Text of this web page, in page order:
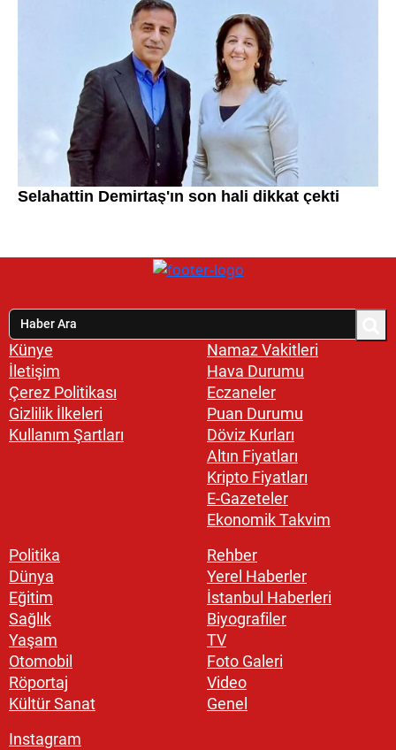
Künye
İletişim
Çerez Politikası
Gizlilik İlkeleri
Kullanım Şartları
Namaz Vakitleri
Hava Durumu
Eczaneler
Puan Durumu
Döviz Kurları
Altın Fiyatları
Kripto Fiyatları
E-Gazeteler
Ekonomik Takvim
Politika
Dünya
Eğitim
Sağlık
Yaşam
Otomobil
Röportaj
Kültür Sanat
Rehber
Yerel Haberler
İstanbul Haberleri
Biyografiler
TV
Foto Galeri
Video
Genel
Instagram